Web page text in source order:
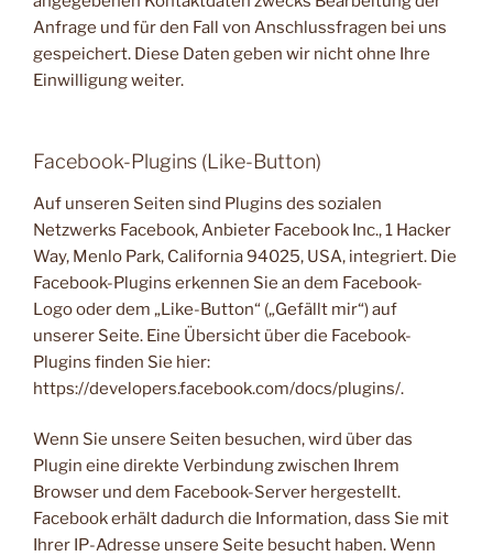
Anfrage und für den Fall von Anschlussfragen bei uns
gespeichert. Diese Daten geben wir nicht ohne Ihre
Einwilligung weiter.
Facebook-Plugins (Like-Button)
Auf unseren Seiten sind Plugins des sozialen
Netzwerks Facebook, Anbieter Facebook Inc., 1 Hacker
Way, Menlo Park, California 94025, USA, integriert. Die
Facebook-Plugins erkennen Sie an dem Facebook-
Logo oder dem „Like-Button“ („Gefällt mir“) auf
unserer Seite. Eine Übersicht über die Facebook-
Plugins finden Sie hier:
https://developers.facebook.com/docs/plugins/.
Wenn Sie unsere Seiten besuchen, wird über das
Plugin eine direkte Verbindung zwischen Ihrem
Browser und dem Facebook-Server hergestellt.
Facebook erhält dadurch die Information, dass Sie mit
Ihrer IP-Adresse unsere Seite besucht haben. Wenn